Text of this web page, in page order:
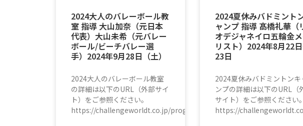
2024大人のバレーボール教
室 指導 大山加奈（元日本
代表）大山未希（元バレー
ボール/ビーチバレー選
手）2024年9月28日（土）
2024大人のバレーボール教室
の詳細は以下のURL（外部サイ
ト）をご参照ください。
https://challengeworldt.co.jp/program/volleyball/volleyball_adult.ht
2024夏休みバドミント
ャンプ 指導 髙橋礼華（
オデジャネイロ五輪金
リスト）2024年8月22
23日
2024夏休みバドミントンキ
ンプの詳細は以下のURL（
サイト）をご参照ください。
https://